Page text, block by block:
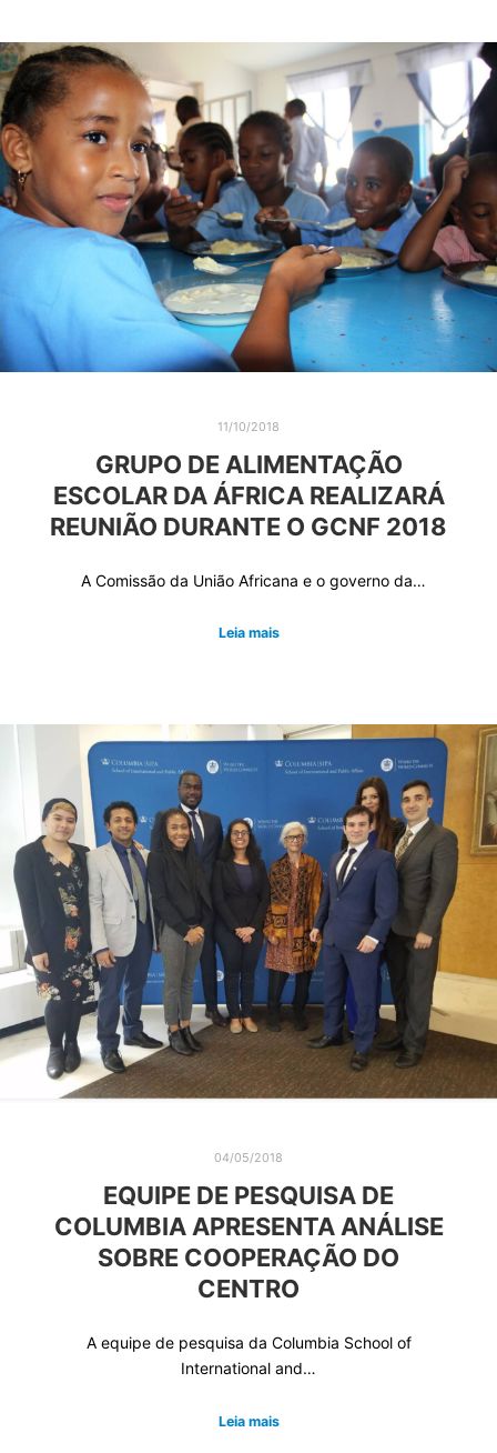
11/10/2018
GRUPO DE ALIMENTAÇÃO
ESCOLAR DA ÁFRICA REALIZARÁ
REUNIÃO DURANTE O GCNF 2018
A Comissão da União Africana e o governo da…
Leia mais
04/05/2018
EQUIPE DE PESQUISA DE
COLUMBIA APRESENTA ANÁLISE
SOBRE COOPERAÇÃO DO
CENTRO
A equipe de pesquisa da Columbia School of
International and…
Leia mais